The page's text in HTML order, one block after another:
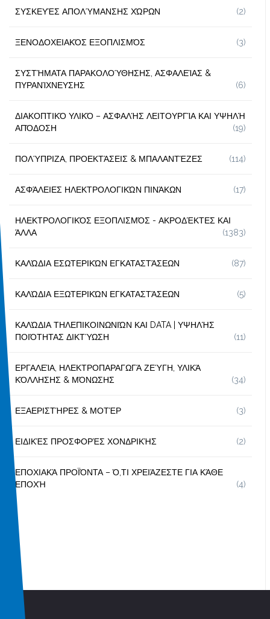
ΣΥΣΚΕΥΈΣ ΑΠΟΛΎΜΑΝΣΗΣ ΧΏΡΩΝ (2)
ΞΕΝΟΔΟΧΕΙΑΚΌΣ ΕΞΟΠΛΙΣΜΌΣ (3)
ΣΥΣΤΉΜΑΤΑ ΠΑΡΑΚΟΛΟΎΘΗΣΗΣ, ΑΣΦΑΛΕΊΑΣ &
ΠΥΡΑΝΊΧΝΕΥΣΗΣ
(6)
ΔΙΑΚΟΠΤΙΚΌ ΥΛΙΚΌ – ΑΣΦΑΛΉΣ ΛΕΙΤΟΥΡΓΊΑ ΚΑΙ ΥΨΗΛΉ
ΑΠΌΔΟΣΗ
(19)
ΠΟΛΎΠΡΙΖΑ, ΠΡΟΕΚΤΆΣΕΙΣ & ΜΠΑΛΑΝΤΈΖΕΣ (114)
ΑΣΦΆΛΕΙΕΣ ΗΛΕΚΤΡΟΛΟΓΙΚΏΝ ΠΙΝΆΚΩΝ (17)
ΗΛΕΚΤΡΟΛΟΓΙΚΌΣ ΕΞΟΠΛΙΣΜΌΣ - ΑΚΡΟΔΈΚΤΕΣ ΚΑΙ
ΆΛΛΑ
(1383)
ΚΑΛΏΔΙΑ ΕΣΩΤΕΡΙΚΏΝ ΕΓΚΑΤΑΣΤΆΣΕΩΝ (87)
ΚΑΛΏΔΙΑ ΕΞΩΤΕΡΙΚΏΝ ΕΓΚΑΤΑΣΤΆΣΕΩΝ (5)
ΚΑΛΏΔΙΑ ΤΗΛΕΠΙΚΟΙΝΩΝΙΏΝ ΚΑΙ DATA | ΥΨΗΛΉΣ
ΠΟΙΌΤΗΤΑΣ ΔΙΚΤΎΩΣΗ
(11)
ΕΡΓΑΛΕΊΑ, ΗΛΕΚΤΡΟΠΑΡΑΓΩΓΆ ΖΕΎΓΗ, ΥΛΙΚΆ
ΚΌΛΛΗΣΗΣ & ΜΌΝΩΣΗΣ
(34)
ΕΞΑΕΡΙΣΤΉΡΕΣ & ΜΟΤΈΡ (3)
ΕΙΔΙΚΈΣ ΠΡΟΣΦΟΡΈΣ ΧΟΝΔΡΙΚΉΣ (2)
ΕΠΟΧΙΑΚΆ ΠΡΟΪΌΝΤΑ – Ό,ΤΙ ΧΡΕΙΆΖΕΣΤΕ ΓΙΑ ΚΆΘΕ
ΕΠΟΧΉ
(4)